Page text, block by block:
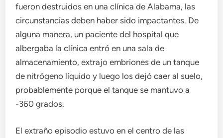
fueron destruidos en una clínica de Alabama, las
circunstancias deben haber sido impactantes. De
alguna manera, un paciente del hospital que
albergaba la clínica entró en una sala de
almacenamiento, extrajo embriones de un tanque
de nitrógeno líquido y luego los dejó caer al suelo,
probablemente porque el tanque se mantuvo a
-360 grados.
El extraño episodio estuvo en el centro de las